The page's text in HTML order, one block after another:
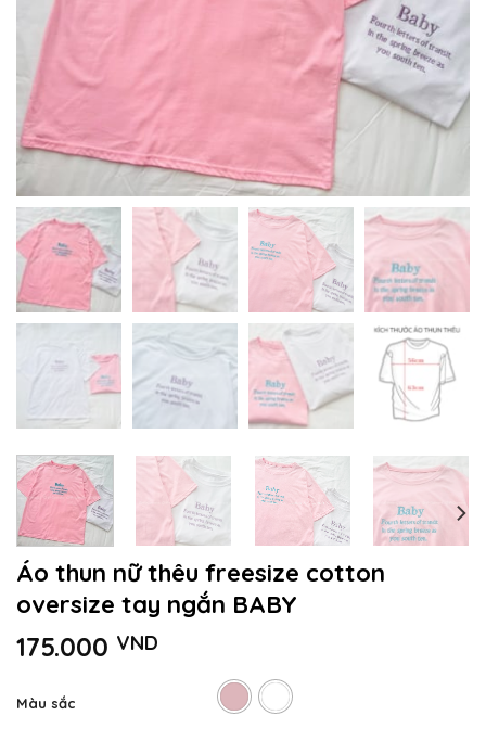
Áo thun nữ thêu freesize cotton
oversize tay ngắn BABY
175.000 VND
Màu sắc